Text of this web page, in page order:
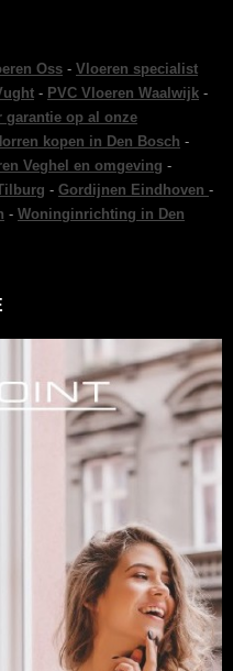
Oss - Vloeren specialist
- PVC Vloeren Waalwijk -
garantie op al onze
kopen in Den Bosch -
Veghel en omgeving -
- Gordijnen Eindhoven -
- Woninginrichting in Den